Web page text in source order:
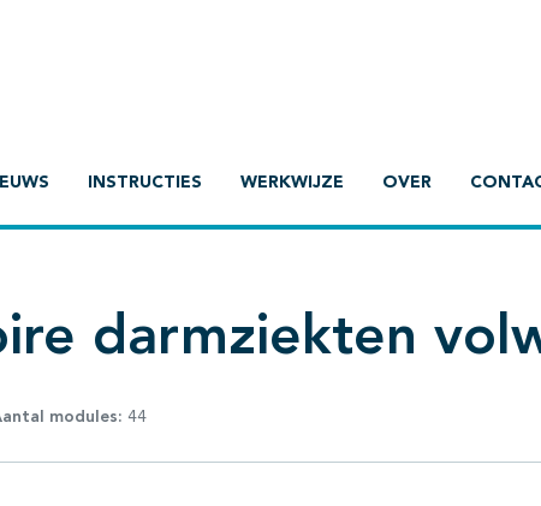
INSTRUCTIES WERKWIJZE OVER
darmziekten
modules: 44